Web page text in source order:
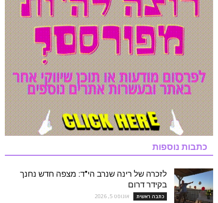
כתבות נוספות
לזכרה של רינה שנרב הי"ד: מצפה חדש נחנך
בקידר דרום
כתבה ראשית אוגוסט 5, 2026